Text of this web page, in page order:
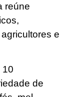
reúne
e
10
de